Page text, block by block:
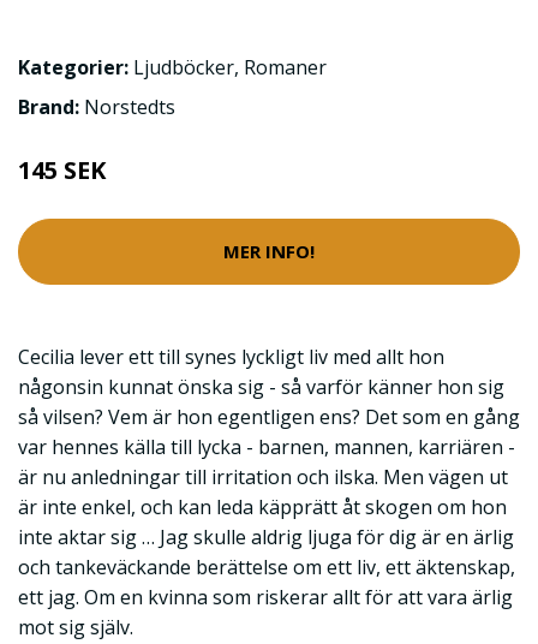
Kategorier: Ljudböcker, Romaner
Brand: Norstedts
145 SEK
MER INFO!
Cecilia lever ett till synes lyckligt liv med allt hon
någonsin kunnat önska sig - så varför känner hon sig
så vilsen? Vem är hon egentligen ens? Det som en gång
var hennes källa till lycka - barnen, mannen, karriären -
är nu anledningar till irritation och ilska. Men vägen ut
är inte enkel, och kan leda käpprätt åt skogen om hon
inte aktar sig … Jag skulle aldrig ljuga för dig är en ärlig
och tankeväckande berättelse om ett liv, ett äktenskap,
ett jag. Om en kvinna som riskerar allt för att vara ärlig
mot sig själv.